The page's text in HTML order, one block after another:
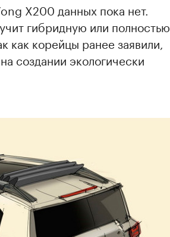
X200 данных пока нет.
гибридную или полностью
как корейцы ранее заявили,
создании экологически